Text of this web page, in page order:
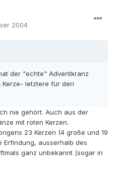
2004
der "echte" Adventkranz
letztere für den
nie gehört. Auch aus der
mit roten Kerzen.
23 Kerzen (4 große und 19
Erfindung, ausserhalb des
ganz unbekannt (sogar in